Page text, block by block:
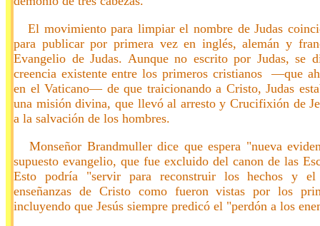
El movimiento para limpiar el nombre de Judas
para publicar por primera vez en inglés, alemán y
Evangelio de Judas. Aunque no escrito por Judas, se
creencia existente entre los primeros cristianos —que
en el Vaticano— de que traicionando a Cristo, Judas
una misión divina, que llevó al arresto y Crucifixión de
a la salvación de los hombres.
Monseñor Brandmuller dice que espera "nueva
supuesto evangelio, que fue excluido del canon de las
Esto podría "servir para reconstruir los hechos y
enseñanzas de Cristo como fueron vistas por los
incluyendo que Jesús siempre predicó el "perdón a los